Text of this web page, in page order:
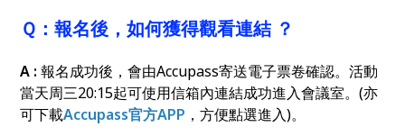
Ｑ：報名後，如何獲得觀看連結 ？
A :報名成功後，會由Accupass寄送電子票卷確認。活動
當天周三20:15起可使用信箱內連結成功進入會議室。(亦
可下載Accupass官方APP ，方便點選進入)。